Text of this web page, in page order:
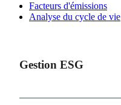
Facteurs d'émissions
Analyse du cycle de vie
Gestion ESG